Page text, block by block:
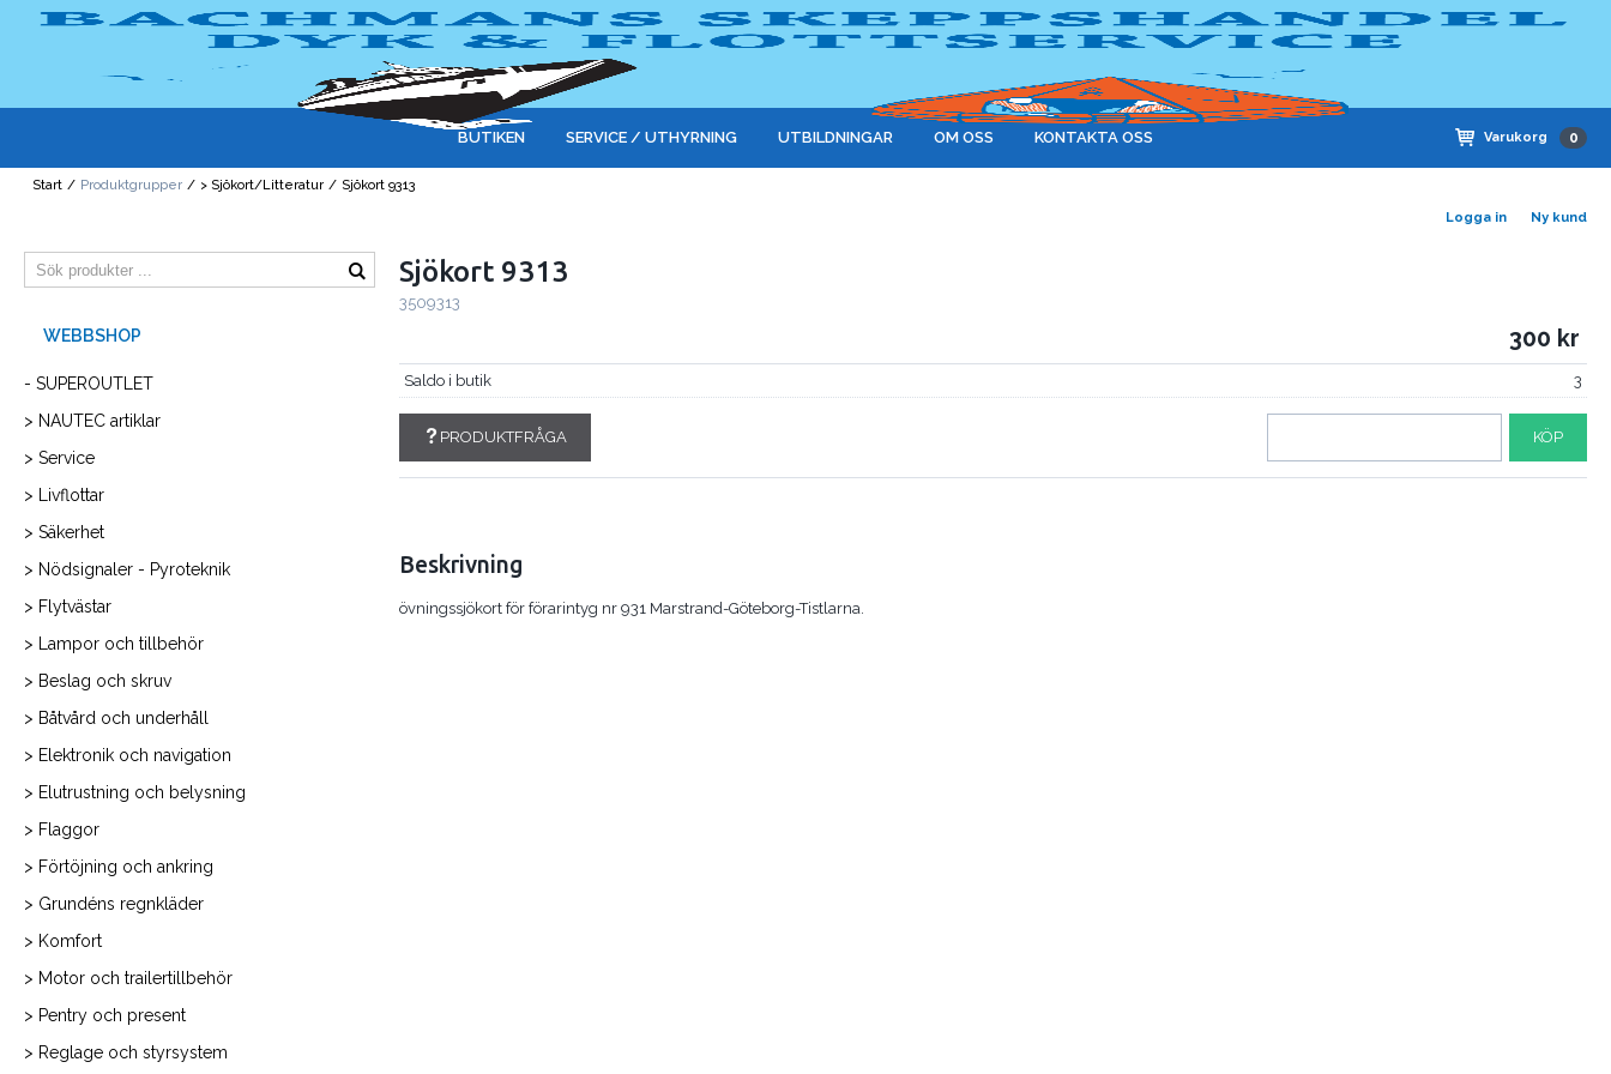
Logga in Ny kund
Varukorg 0
BUTIKEN SERVICE / UTHYRNING UTBILDNINGAR OM OSS KONTAKTA OSS
Start / Produktgrupper / > Sjökort/Litteratur / Sjökort 9313
- SUPEROUTLET
> NAUTEC artiklar
> Service
> Livflottar
> Säkerhet
> Nödsignaler - Pyroteknik
> Flytvästar
> Lampor och tillbehör
> Beslag och skruv
> Båtvård och underhåll
> Elektronik och navigation
> Elutrustning och belysning
> Flaggor
> Förtöjning och ankring
> Grundéns regnkläder
> Komfort
> Motor och trailertillbehör
> Pentry och present
> Reglage och styrsystem
Sjökort 9313
3509313
300
Saldo i butik 3
PRODUKTFRÅGA KÖP
Beskrivning
övningssjökort för förarintyg nr 931 Marstrand-Göteborg-Tistlarna.